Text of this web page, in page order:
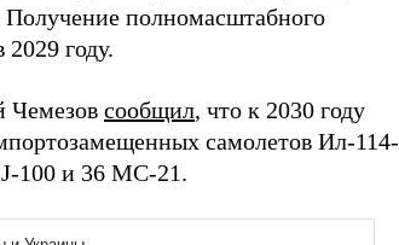
Получение полномасштабного
2029 году.
Чемезов сообщил, что к 2030 году
самолетов Ил-114-
100 и 36 МС-21.